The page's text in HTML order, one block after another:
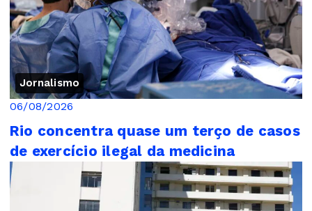
Jornalismo
06/08/2026
Rio concentra quase um terço de casos
de exercício ilegal da medicina